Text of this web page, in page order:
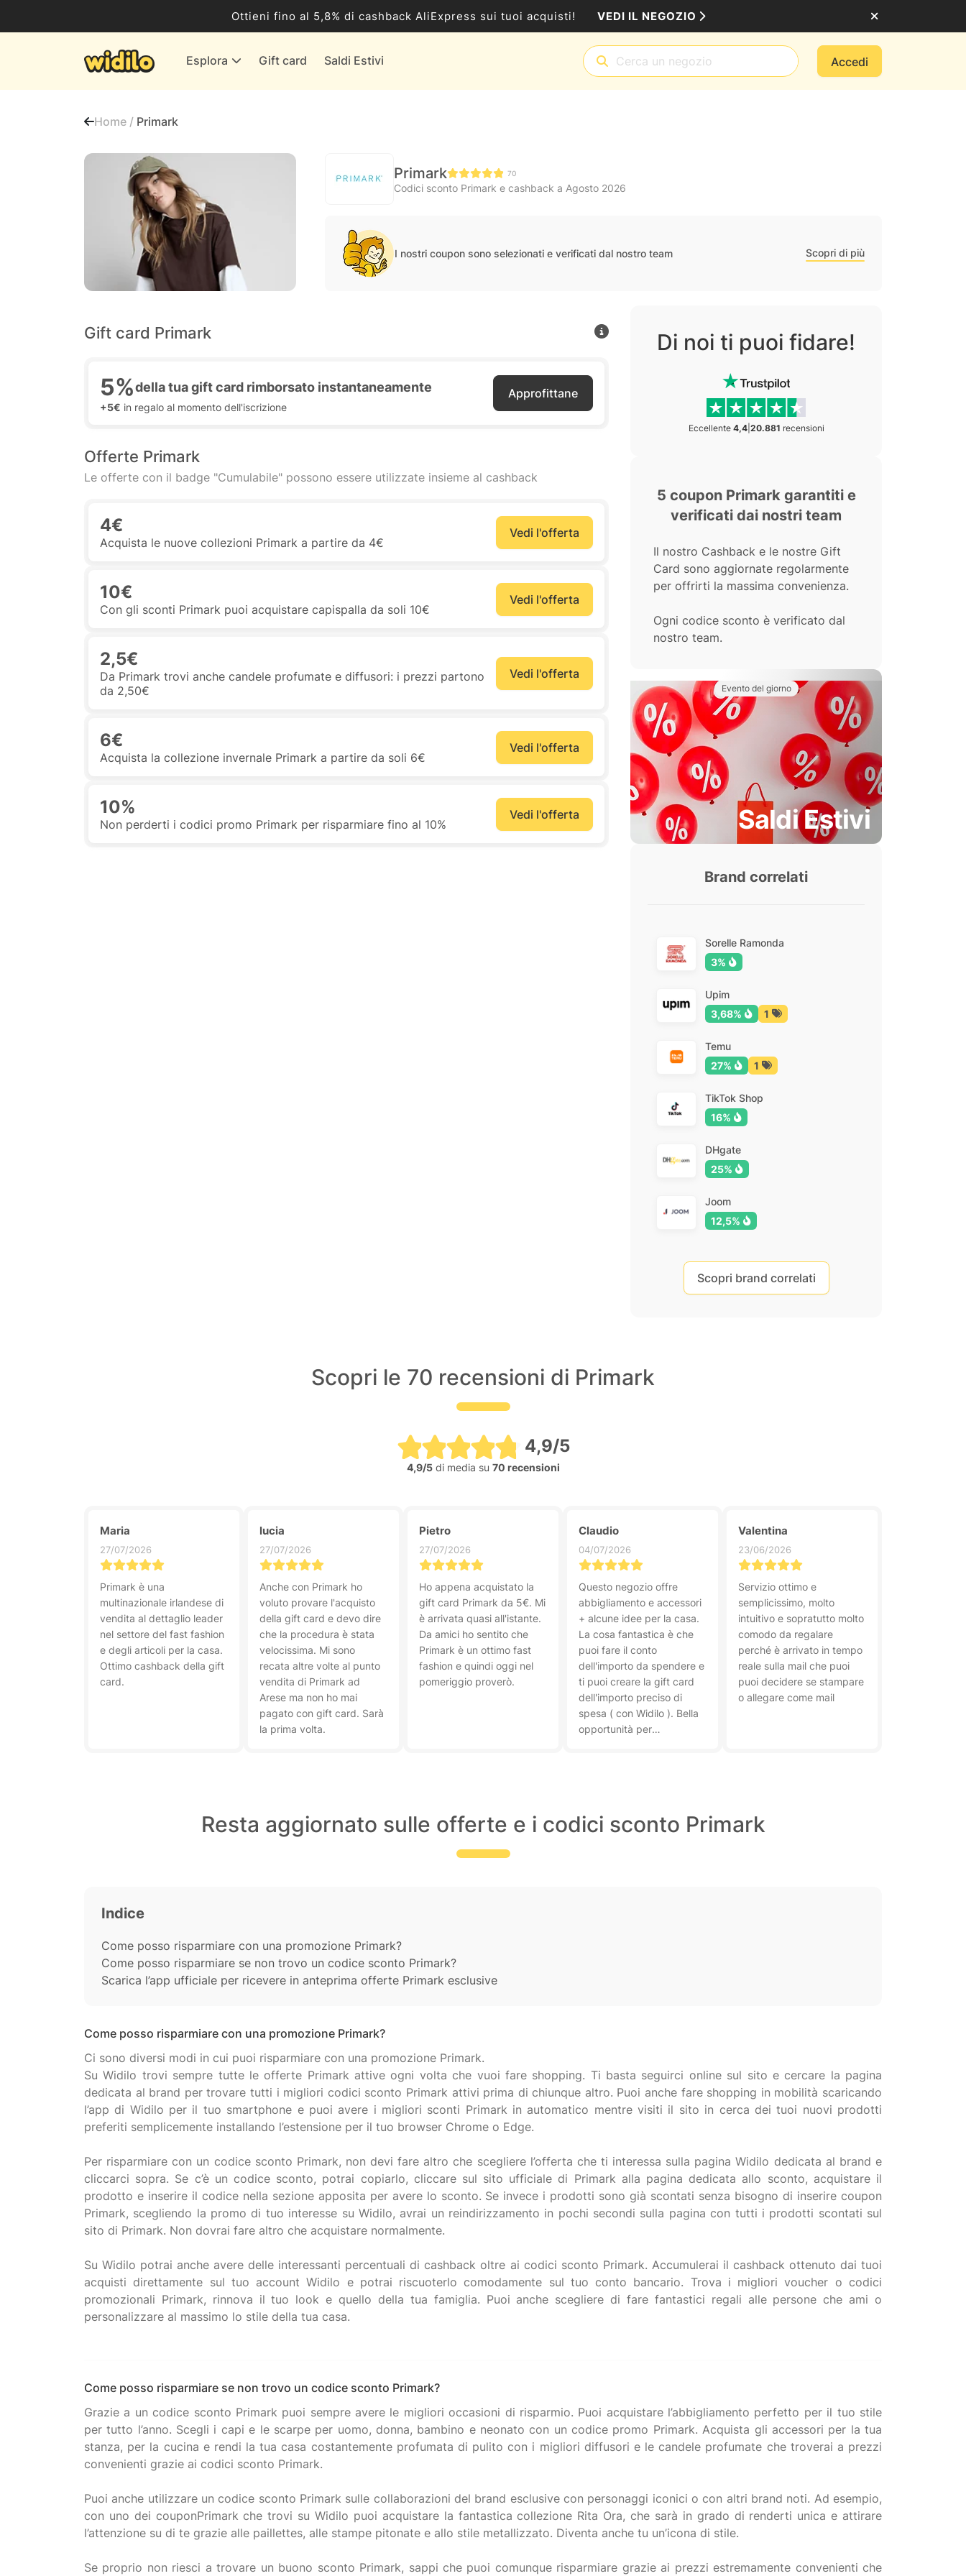
Ottieni fino al 5,8% di cashback AliExpress sui tuoi acquisti! VEDI IL NEGOZIO
Esplora Gift card Saldi Estivi Accedi
Banche & Assicurazioni
Home / Primark
Primark 70
Codici sconto Primark e cashback a Agosto 2026
I nostri coupon sono selezionati e verificati dal nostro team Scopri di più
Gift card Primark
5%della tua gift card rimborsato instantaneamente
+5€ in regalo al momento dell'iscrizione
Approfittane
Offerte Primark
Le offerte con il badge "Cumulabile" possono essere utilizzate insieme al cashback
4€
Acquista le nuove collezioni Primark a partire da 4€
Vedi l'offerta
10€
Con gli sconti Primark puoi acquistare capispalla da soli 10€
Vedi l'offerta
2,5€
Da Primark trovi anche candele profumate e diffusori: i prezzi partono
da 2,50€
Vedi l'offerta
6€
Acquista la collezione invernale Primark a partire da soli 6€
Vedi l'offerta
10%
Non perderti i codici promo Primark per risparmiare fino al 10%
Vedi l'offerta
Di noi ti puoi fidare!
Eccellente 4,4| 20.881 recensioni
5 coupon Primark garantiti e
verificati dai nostri team
Il nostro Cashback e le nostre Gift
Card sono aggiornate regolarmente
per offrirti la massima convenienza.
Ogni codice sconto è verificato dal
nostro team.
Evento del giorno
Saldi Estivi
Brand correlati
Sorelle Ramonda
3%
Upim
3,68%
1
Temu
27%
1
TikTok Shop
16%
DHgate
25%
Joom
12,5%
Scopri brand correlati
Scopri le 70 recensioni di Primark
4,9/5
4,9/5di media su 70 recensioni
Maria
27/07/2026
Primark è una
multinazionale irlandese di
vendita al dettaglio leader
nel settore del fast fashion
e degli articoli per la casa.
Ottimo cashback della gift
card.
lucia
27/07/2026
Anche con Primark ho
voluto provare l'acquisto
della gift card e devo dire
che la procedura è stata
velocissima. Mi sono
recata altre volte al punto
vendita di Primark ad
Arese ma non ho mai
pagato con gift card. Sarà
la prima volta.
Pietro
27/07/2026
Ho appena acquistato la
gift card Primark da 5€. Mi
è arrivata quasi all'istante.
Da amici ho sentito che
Primark è un ottimo fast
fashion e quindi oggi nel
pomeriggio proverò.
Claudio
04/07/2026
Questo negozio offre
abbigliamento e accessori
+ alcune idee per la casa.
La cosa fantastica è che
puoi fare il conto
dell'importo da spendere e
ti puoi creare la gift card
dell'importo preciso di
spesa ( con Widilo ). Bella
opportunità per
Valentina
23/06/2026
Servizio ottimo e
semplicissimo, molto
intuitivo e sopratutto molto
comodo da regalare
perché è arrivato in tempo
reale sulla mail che puoi
puoi decidere se stampare
o allegare come mail
Resta aggiornato sulle offerte e i codici sconto Primark
Indice
Come posso risparmiare con una promozione Primark?
Come posso risparmiare se non trovo un codice sconto Primark?
Scarica l’app ufficiale per ricevere in anteprima offerte Primark esclusive
Come posso risparmiare con una promozione Primark?
Ci sono diversi modi in cui puoi risparmiare con una promozione Primark.
Su Widilo trovi sempre tutte le offerte Primark attive ogni volta che vuoi fare shopping. Ti basta seguirci online sul sito e cercare la pagina
dedicata al brand per trovare tutti i migliori codici sconto Primark attivi prima di chiunque altro. Puoi anche fare shopping in mobilità scaricando
l’app di Widilo per il tuo smartphone e puoi avere i migliori sconti Primark in automatico mentre visiti il sito in cerca dei tuoi nuovi prodotti
preferiti semplicemente installando l’estensione per il tuo browser Chrome o Edge.
Per risparmiare con un codice sconto Primark, non devi fare altro che scegliere l’offerta che ti interessa sulla pagina Widilo dedicata al brand e
cliccarci sopra. Se c’è un codice sconto, potrai copiarlo, cliccare sul sito ufficiale di Primark alla pagina dedicata allo sconto, acquistare il
prodotto e inserire il codice nella sezione apposita per avere lo sconto. Se invece i prodotti sono già scontati senza bisogno di inserire coupon
Primark, scegliendo la promo di tuo interesse su Widilo, avrai un reindirizzamento in pochi secondi sulla pagina con tutti i prodotti scontati sul
sito di Primark. Non dovrai fare altro che acquistare normalmente.
Su Widilo potrai anche avere delle interessanti percentuali di cashback oltre ai codici sconto Primark. Accumulerai il cashback ottenuto dai tuoi
acquisti direttamente sul tuo account Widilo e potrai riscuoterlo comodamente sul tuo conto bancario. Trova i migliori voucher o codici
promozionali Primark, rinnova il tuo look e quello della tua famiglia. Puoi anche scegliere di fare fantastici regali alle persone che ami o
personalizzare al massimo lo stile della tua casa.
Come posso risparmiare se non trovo un codice sconto Primark?
Grazie a un codice sconto Primark puoi sempre avere le migliori occasioni di risparmio. Puoi acquistare l’abbigliamento perfetto per il tuo stile
per tutto l’anno. Scegli i capi e le scarpe per uomo, donna, bambino e neonato con un codice promo Primark. Acquista gli accessori per la tua
stanza, per la cucina e rendi la tua casa costantemente profumata di pulito con i migliori diffusori e le candele profumate che troverai a prezzi
convenienti grazie ai codici sconto Primark.
Puoi anche utilizzare un codice sconto Primark sulle collaborazioni del brand esclusive con personaggi iconici o con altri brand noti. Ad esempio,
con uno dei couponPrimark che trovi su Widilo puoi acquistare la fantastica collezione Rita Ora, che sarà in grado di renderti unica e attirare
l’attenzione su di te grazie alle paillettes, alle stampe pitonate e allo stile metallizzato. Diventa anche tu un’icona di stile.
Se proprio non riesci a trovare un buono sconto Primark, sappi che puoi comunque risparmiare grazie ai prezzi estremamente convenienti che